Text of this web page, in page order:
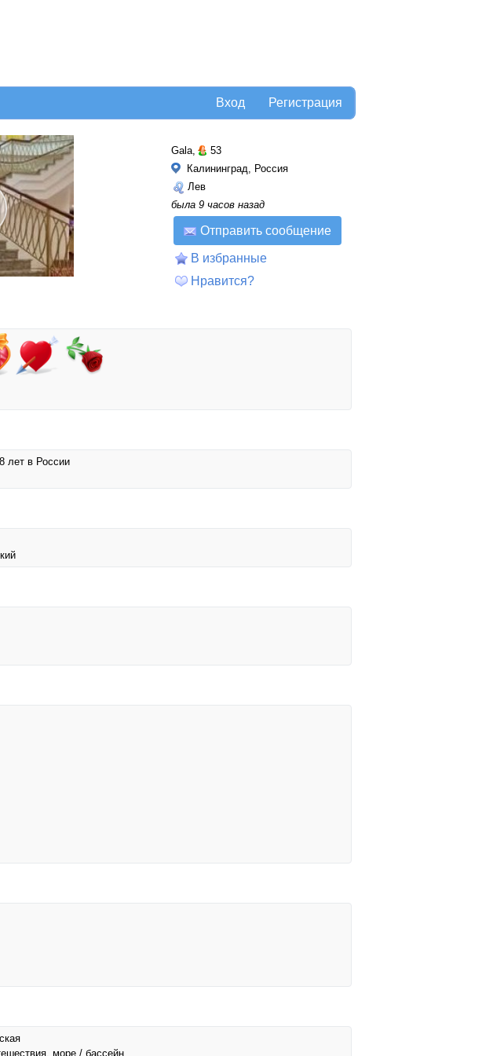
Регистрация
Вход
Gala,
53
Калининград, Россия
Лев
была 9 часов назад
Отправить сообщение
В избранные
Нравится?
лет в России
море / бассейн